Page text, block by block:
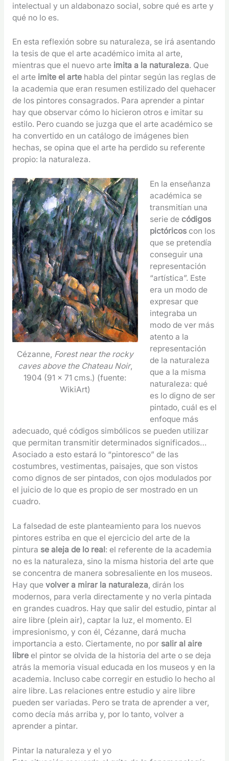
intelectual y un aldabonazo social, sobre qué es arte y
qué no lo es.
En esta reflexión sobre su naturaleza, se irá asentando
la tesis de que el arte académico imita al arte,
mientras que el nuevo arte imita a la naturaleza. Que
el arteimite el artehabla del pintar según las reglas de
la academia que eran resumen estilizado del quehacer
de los pintores consagrados. Para aprender a pintar
hay que observar cómo lo hicieron otros e imitar su
estilo. Pero cuando se juzga que el arte académico se
ha convertido en un catálogo de imágenes bien
hechas, se opina que el arte ha perdido su referente
propio: la naturaleza.
Cézanne, Forest near the rocky
caves above the Chateau Noir,
1904 (91 x 71 cms.) (fuente:
WikiArt)
En la enseñanza
académica se
transmitían una
serie decódigos
pictóricos con los
que se pretendía
conseguir una
representación
“artística”. Este
era un modo de
expresar que
integraba un
modo de ver más
atento a la
representación
de la naturaleza
que a la misma
naturaleza: qué
es lo digno de ser
pintado, cuál es el
enfoque más
adecuado, qué códigos simbólicos se pueden utilizar
que permitan transmitir determinados significados…
Asociado a esto estará lo “pintoresco” de las
costumbres, vestimentas, paisajes, que son vistos
como dignos de ser pintados, con ojos modulados por
el juicio de lo que es propio de ser mostrado en un
cuadro.
La falsedad de este planteamiento para los nuevos
pintores estriba en que el ejercicio del arte de la
pintura se aleja de lo real: el referente de la academia
no es la naturaleza, sino la misma historia del arte que
se concentra de manera sobresaliente en los museos.
Hay que volver a mirar la naturaleza, dirán los
modernos, para verla directamente y no verla pintada
en grandes cuadros. Hay que salir del estudio, pintar al
aire libre (plein air), captar la luz, el momento. El
impresionismo, y con él, Cézanne, dará mucha
importancia a esto. Ciertamente, no por salir al aire
libreel pintor se olvida de la historia del arte o se deja
atrás la memoria visual educada en los museos y en la
academia. Incluso cabe corregir en estudio lo hecho al
aire libre. Las relaciones entre estudio y aire libre
pueden ser variadas. Pero se trata de aprender a ver,
como decía más arriba y, por lo tanto, volver a
aprender a pintar.
Pintar la naturaleza y el yo